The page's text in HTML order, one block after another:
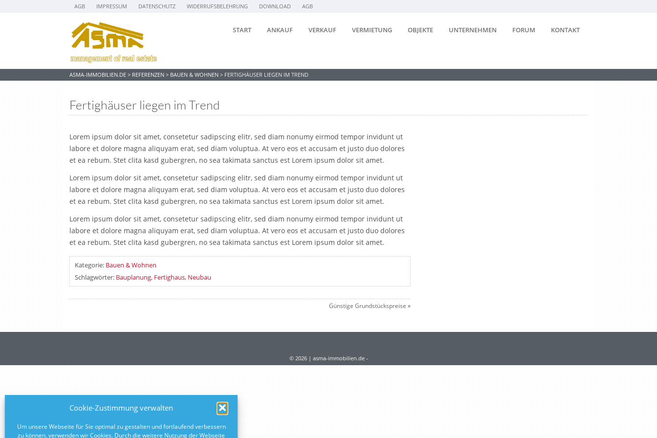
Cookie-Zustimmung verwalten
Um unsere Webseite für Sie optimal zu gestalten und fortlaufend verbessern
zu können, verwenden wir Cookies. Durch die weitere Nutzung der Webseite
AGB IMPRESSUM DATENSCHUTZ WIDERRUFSBELEHRUNG DOWNLOAD AGB
START ANKAUF VERKAUF VERMIETUNG OBJEKTE UNTERNEHMEN FORUM KONTAKT
ASMA-IMMOBILIEN.DE > REFERENZEN > BAUEN & WOHNEN > FERTIGHÄUSER LIEGEN IM TREND
Fertighäuser liegen im Trend
Lorem ipsum dolor sit amet, consetetur sadipscing elitr, sed diam nonumy eirmod tempor invidunt ut
labore et dolore magna aliquyam erat, sed diam voluptua. At vero eos et accusam et justo duo dolores
et ea rebum. Stet clita kasd gubergren, no sea takimata sanctus est Lorem ipsum dolor sit amet.
Lorem ipsum dolor sit amet, consetetur sadipscing elitr, sed diam nonumy eirmod tempor invidunt ut
labore et dolore magna aliquyam erat, sed diam voluptua. At vero eos et accusam et justo duo dolores
et ea rebum. Stet clita kasd gubergren, no sea takimata sanctus est Lorem ipsum dolor sit amet.
Lorem ipsum dolor sit amet, consetetur sadipscing elitr, sed diam nonumy eirmod tempor invidunt ut
labore et dolore magna aliquyam erat, sed diam voluptua. At vero eos et accusam et justo duo dolores
et ea rebum. Stet clita kasd gubergren, no sea takimata sanctus est Lorem ipsum dolor sit amet.
Kategorie: Bauen & Wohnen
Schlagwörter: Bauplanung, Fertighaus, Neubau
Günstige Grundstückspreise »
© 2026 | asma-immobilien.de -